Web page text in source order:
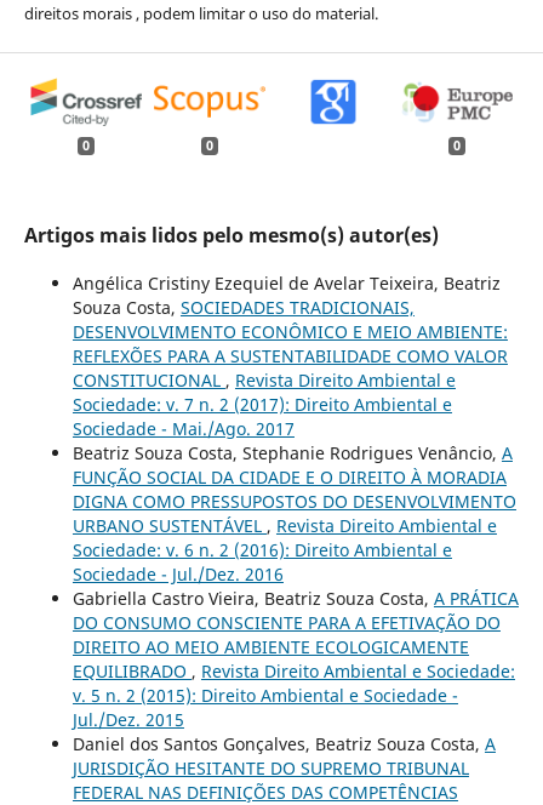
direitos morais , podem limitar o uso do material.
0 0 0
Artigos mais lidos pelo mesmo(s) autor(es)
Angélica Cristiny Ezequiel de Avelar Teixeira, Beatriz
Souza Costa, SOCIEDADES TRADICIONAIS,
DESENVOLVIMENTO ECONÔMICO E MEIO AMBIENTE:
REFLEXÕES PARA A SUSTENTABILIDADE COMO VALOR
CONSTITUCIONAL , Revista Direito Ambiental e
Sociedade: v. 7 n. 2 (2017): Direito Ambiental e
Sociedade - Mai./Ago. 2017
Beatriz Souza Costa, Stephanie Rodrigues Venâncio, A
FUNÇÃO SOCIAL DA CIDADE E O DIREITO À MORADIA
DIGNA COMO PRESSUPOSTOS DO DESENVOLVIMENTO
URBANO SUSTENTÁVEL , Revista Direito Ambiental e
Sociedade: v. 6 n. 2 (2016): Direito Ambiental e
Sociedade - Jul./Dez. 2016
Gabriella Castro Vieira, Beatriz Souza Costa, A PRÁTICA
DO CONSUMO CONSCIENTE PARA A EFETIVAÇÃO DO
DIREITO AO MEIO AMBIENTE ECOLOGICAMENTE
EQUILIBRADO , Revista Direito Ambiental e Sociedade:
v. 5 n. 2 (2015): Direito Ambiental e Sociedade -
Jul./Dez. 2015
Daniel dos Santos Gonçalves, Beatriz Souza Costa, A
JURISDIÇÃO HESITANTE DO SUPREMO TRIBUNAL
FEDERAL NAS DEFINIÇÕES DAS COMPETÊNCIAS